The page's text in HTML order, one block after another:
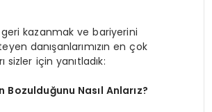
geri kazanmak ve bariyerini
danışanlarımızın en çok
sizler için yanıtladık:
Bozulduğunu Nasıl Anlarız?